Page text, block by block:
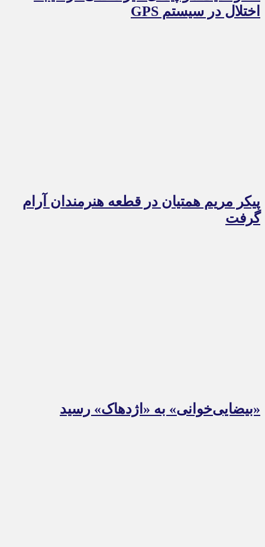
اختلال در سیستم‌ GPS
پیکر مریم همتیان در قطعه هنرمندان آرام
گرفت
«بیضایی‌خوانی» به «اژدهاک» رسید